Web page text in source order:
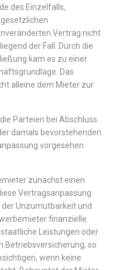
des Einzelfalls,
gesetzlichen
Vertrag nicht
der Fall . Durch die
kam es zu einer
. Das
alleine dem Mieter zur
die Parteien bei Abschluss
damals bevorstehenden
vorgesehen
zunächst einen
Vertragsanpassung
derUnzumutbarkeitund
finanzielle
staatliche Leistungen oder
Betriebsversicherung, so
, wenn keine